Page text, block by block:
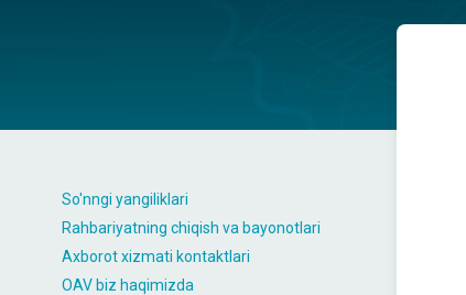
So'nngi yangiliklari
Rahbariyatning chiqish va bayonotlari
Axborot xizmati kontaktlari
OAV biz haqimizda